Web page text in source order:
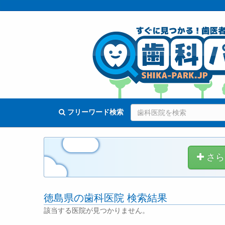
フリーワード検索
さら
徳島県の歯科医院 検索結果
該当する医院が見つかりません。